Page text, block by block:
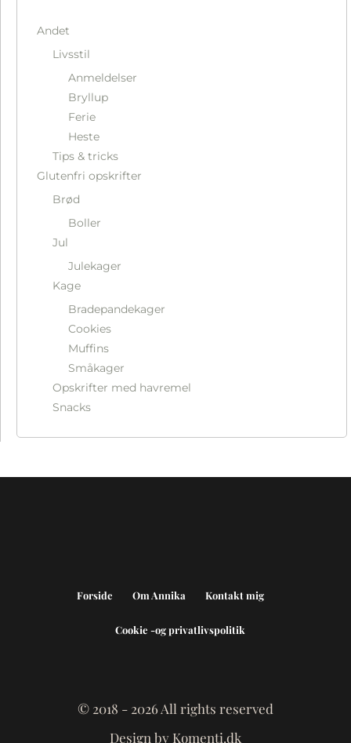
Andet
Livsstil
Anmeldelser
Bryllup
Ferie
Heste
Tips & tricks
Glutenfri opskrifter
Brød
Boller
Jul
Julekager
Kage
Bradepandekager
Cookies
Muffins
Småkager
Opskrifter med havremel
Snacks
Forside Om Annika Kontakt mig
Cookie -og privatlivspolitik
© 2018 - 2026 All rights reserved
Design by Komenti.dk